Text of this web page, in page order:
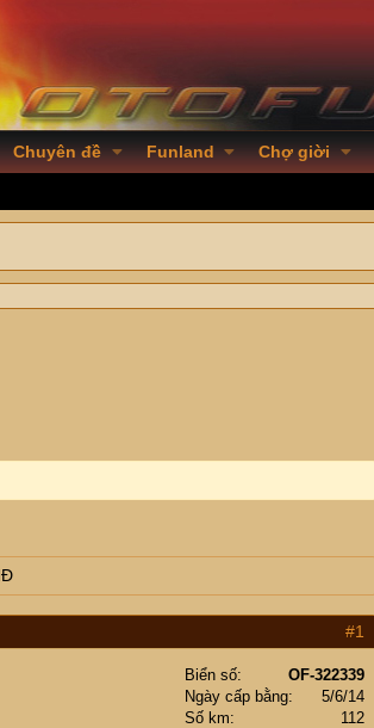
Chuyên đề Funland Chợ giời
#1
Biển số
OF-322339
Ngày cấp bằng
5/6/14
Số km
112